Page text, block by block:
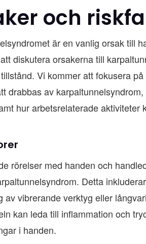
och
är en vanlig orsak till
diskutera orsakerna till
Vi kommer att fokusera
drabbas av
hur arbetsrelaterade aktiviteter
rörelser med handen och
Detta
av vibrerande verktyg eller
kan leda till inflammation och
i handen.